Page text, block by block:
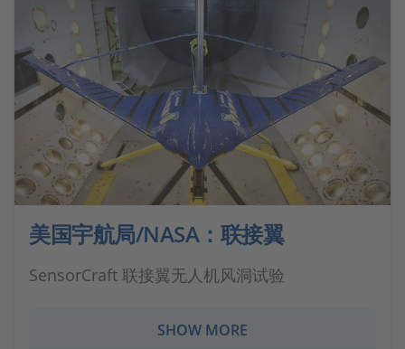
美国宇航局/NASA：联接翼
SensorCraft 联接翼无人机风洞试验
SHOW MORE